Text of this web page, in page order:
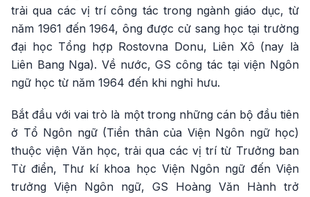
trải qua các vị trí công tác trong ngành giáo dục, từ
năm 1961 đến 1964, ông được cử sang học tại trường
đại học Tổng hợp Rostovna Donu, Liên Xô (nay là
Liên Bang Nga). Về nước, GS công tác tại viện Ngôn
ngữ học từ năm 1964 đến khi nghỉ hưu.
Bắt đầu với vai trò là một trong những cán bộ đầu tiên
ở Tổ Ngôn ngữ (Tiền thân của Viện Ngôn ngữ học)
thuộc viện Văn học, trải qua các vị trí từ Trưởng ban
Từ điển, Thư kí khoa học Viện Ngôn ngữ đến Viện
trưởng Viện Ngôn ngữ, GS Hoàng Văn Hành trở